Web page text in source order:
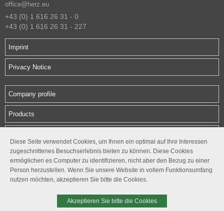
Diese Seite verwendet Cookies, um Ihnen ein optimal auf Ihre Interessen
zugeschnittenes Besuchserlebnis bieten zu können. Diese Cookies
ermöglichen es Computer zu identifizieren, nicht aber den Bezug zu einer
Person herzustellen. Wenn Sie unsere Website in vollem Funktionsumfang
nutzen möchten, akzeptieren Sie bitte die Cookies.
Akzeptieren Sie bitte die Cookies
office@herz.eu
+43 (0) 1 616 26 31 - 0
+43 (0) 1 616 26 31 - 227
Imprint
Privacy Notice
Company profile
Products
Contact
Follow us